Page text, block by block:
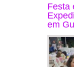
Festa
em